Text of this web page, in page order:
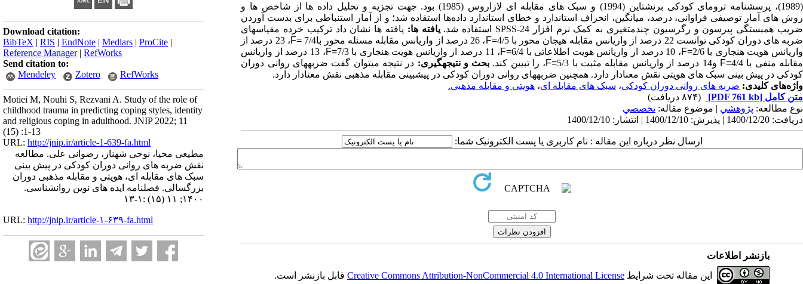
Download citation:
BibTeX | RIS | EndNote | Medlars | ProCite |
Reference Manager| RefWorks
Send citation to:
Mendeley
Zotero RefWorks
Motiei M, Nouhi S, Rezvani A. Study of the role of
childhood trauma in predicting coping styles, identity
and religious coping in adulthood. JNIP 2022; 11
(15) :1-13
URL: http://jnip.ir/article-1-639-fa.html
مطیعی محیا، نوحی شهناز، رضوانی علی. مطالعه
نقش ضربه های روانی دوران کودکی در پیش بینی
سبک های مقابله ای، هویتی و مقابله مذهبی دوران
بزرگسالی. فصلنامه ایده های نوین روانشناسی.
۱۴۰۰; ۱۱ (۱۵) :۱-۱۳
URL: http://jnip.ir/article-۱-۶۳۹-fa.html
(1989)، پرسشنامه
ترومای کودکی برنشتاین (1994) و سبک های مقابله ای لازاروس (1985) بود. جهت تجزیه و تحلیل داده ها از شاخص ها و
روش های آمار توصیفی فراوانی، درصد، میانگین، انحراف استاندارد و خطای استاندارد داده‌ها استفاده شد؛ و از آمار استنباطی برای بدست آوردن
ضریب همبستگی پیرسون و رگرسیون چندمتغیری به کمک نرم افزار SPSS-24 استفاده شد.یافته­ ها: یافته ها نشان دادترکیب خرده مقیاس­های
ضربه ­های دوران کودکی توانست 22 درصد از واریانس مقابله هیجان محور با 4/5
F= ، 26 درصد از واریانس مقابله مسئله محور با7/4 F=
، 23 درصد از
واریانس هویت هنجاری با 2/6
F=، 10 درصد از واریانس هویت اطلاعاتی با 6/4 F=، 11 درصد از واریانس هویت هنجاری با 7/3 F=
، 13 درصد از واریانس
مقابله منفی با 4/4
F= و14 درصد از واریانس مقابله مثبت با 5/3 F=، را تبیین کند. بحث و نتیجه­گیری: در نتیجه می­توان گفت ضربه­های روانی دوران
کودکی در پیش­ بینی سبک ­های هویتی نقش معنادار دارد. همچنین ضربه­های روانی دوران کودکی در پیش­بینی مقابله مذهبی نقش معنادار دارد.
واژه‌های کلیدی: ضربه های روانی دوران کودکی، سبک های مقابله ای، هویتی و مقابله مذهبی.
متن کامل [PDF 761 kb]
(۸۷۴ دریافت)
نوع مطالعه: پژوهشي | موضوع مقاله: تخصصي
دریافت: 1400/12/20 | پذیرش: 1400/12/10 | انتشار: 1400/12/10
ارسال نظر درباره این مقاله : نام کاربری یا پست الکترونیک شما:
بازنشر اطلاعات
این مقاله تحت شرایط Creative Commons Attribution-NonCommercial 4.0 International Licenseقابل بازنشر است.